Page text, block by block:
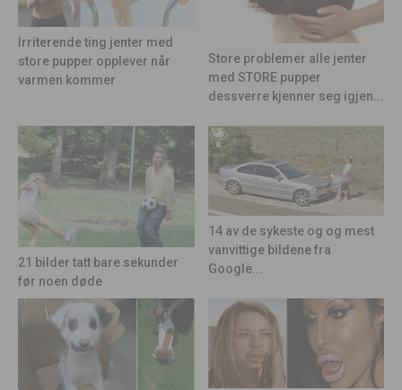
Irriterende ting jenter med
store pupper opplever når
varmen kommer
Store problemer alle jenter
med STORE pupper
dessverre kjenner seg igjen...
21 bilder tatt bare sekunder
før noen døde
14 av de sykeste og og mest
vanvittige bildene fra
Google...